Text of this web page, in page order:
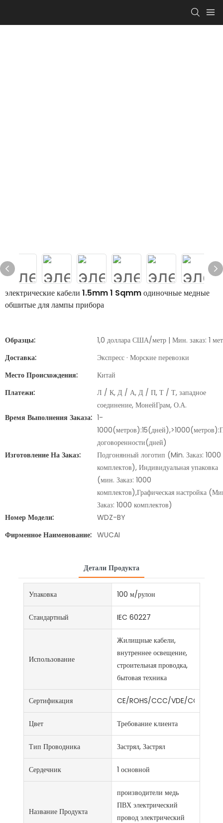
электрические кабели 1.5mm 1 Sqmm одиночные медные
обшитые для лампы прибора
Образцы:
1,0 доллара США/метр | Мин. заказ: 1
Доставка:
Экспресс · Морские перевозки
Место Происхождения:
Китай
Платежи:
Л / К, Д / А, Д / П, Т / Т, западное
соединение, МонейГрам, О.А.
Время Выполнения Заказа: 1-
договоренности(дней)
Изготовление На Заказ:
Подгонянный логотип (Min. Заказ: 1000
комплектов), Индивидуальная упаковка
(мин. Заказ: 1000
комплектов),Графическая настройка
Заказ: 1000 комплектов)
Номер Модели:
WDZ-BY
Фирменное Наименование: WUCAI
Детали Продукта
Упаковка 100 м/рулон
Стандартный IEC 60227
Использование
Жилищные кабели,
внутреннее освещение,
строительная проводка,
бытовая техника
Сертификация CE/ROHS/CCC/VDE/CCC/
Цвет Требование клиента
Тип Проводника Застрял, Застрял
Сердечник 1 основной
Название Продукта
производители медь
ПВХ электрический
провод электрический